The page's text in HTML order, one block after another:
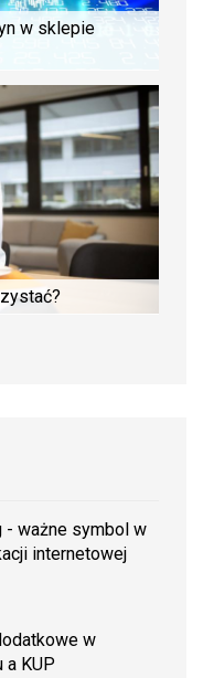
w sklepie
- ważne symbol w
internetowej
w
a KUP